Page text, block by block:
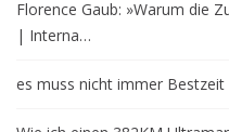
Florence Gaub: »Warum die
| Interna…
es muss nicht immer Bestzeit